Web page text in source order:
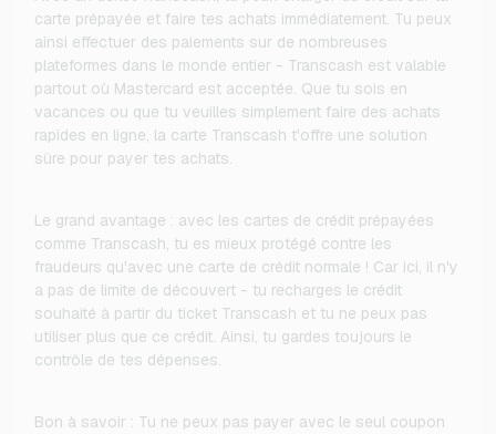
carte prépayée et faire tes achats immédiatement. Tu peux
ainsi effectuer des paiements sur de nombreuses
plateformes dans le monde entier - Transcash est valable
partout où Mastercard est acceptée. Que tu sois en
vacances ou que tu veuilles simplement faire des achats
rapides en ligne, la carte Transcash t'offre une solution
sûre pour payer tes achats.
Le grand avantage : avec les cartes de crédit prépayées
comme Transcash, tu es mieux protégé contre les
fraudeurs qu'avec une carte de crédit normale ! Car ici, il n'y
a pas de limite de découvert - tu recharges le crédit
souhaité à partir du ticket Transcash et tu ne peux pas
utiliser plus que ce crédit. Ainsi, tu gardes toujours le
contrôle de tes dépenses.
Bon à savoir : Tu ne peux pas payer avec le seul coupon